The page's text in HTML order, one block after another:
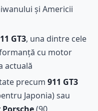
și Americii
GT3, una dintre cele
cu motor
actuală
precum 911 GT3
Japonia) sau